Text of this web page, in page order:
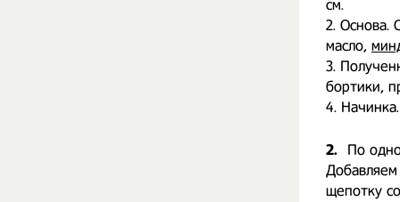
см.
2. Основа.
масло,
3.
бортики,
4.
2.
По
щепотку